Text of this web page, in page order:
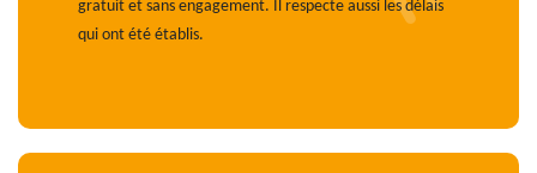
gratuit et sans engagement. Il respecte aussi les délais
qui ont été établis.